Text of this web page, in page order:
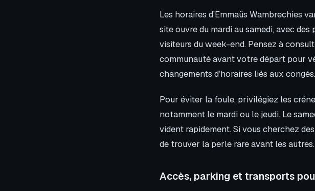
Les horaires d’Emmaüs Wambrechies
site ouvre du mardi au samedi, avec
visiteurs du week-end. Pensez à
communauté avant votre départ pour
changements d’horaires liés aux congés.
Pour éviter la foule, privilégiez les
notamment le mardi ou le jeudi. Le
vident rapidement. Si vous cherchez
de trouver la perle rare avant les autres.
Accès, parking et transports